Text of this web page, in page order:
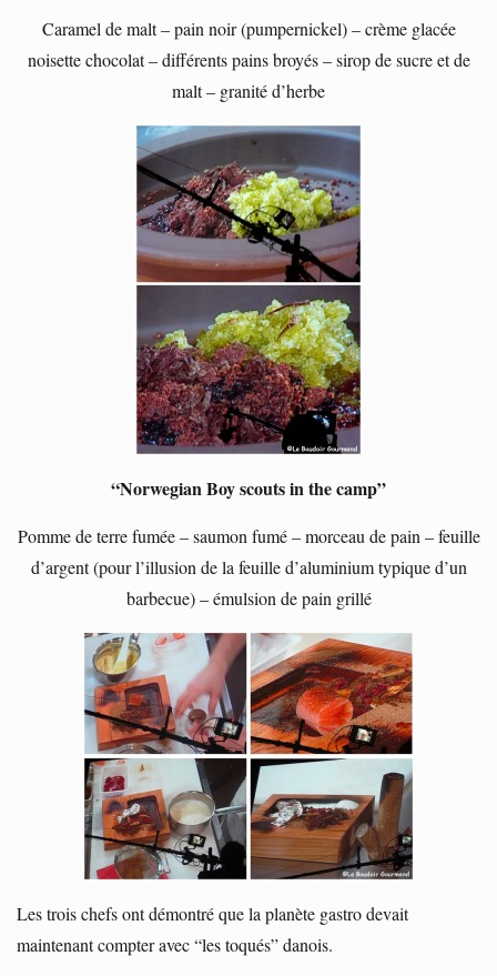
Caramel de malt – pain noir (pumpernickel) – crème glacée
noisette chocolat – différents pains broyés – sirop de sucre et de
malt – granité d’herbe
“Norwegian Boy scouts in the camp”
Pomme de terre fumée – saumon fumé – morceau de pain – feuille
d’argent (pour l’illusion de la feuille d’aluminium typique d’un
barbecue) – émulsion de pain grillé
Les trois chefs ont démontré que la planète gastro devait
maintenant compter avec “les toqués” danois.